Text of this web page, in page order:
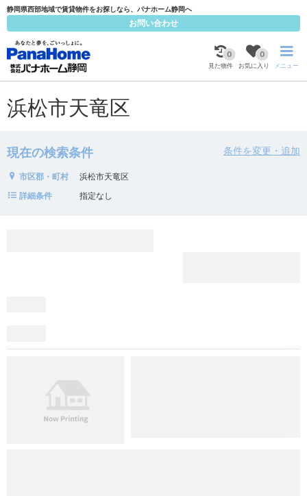
静岡県西部地域で賃貸物件をお探しなら、パナホーム静岡へ
お問い合わせ
0
見た物件
0
お気に入り メニュー
浜松市天竜区
現在の検索条件 条件を変更・追加
市区郡・町村
浜松市天竜区
詳細条件
指定なし